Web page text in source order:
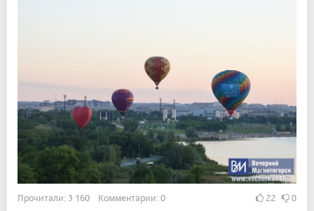
Прочитали: 3 160 Комментарии: 0 22 0